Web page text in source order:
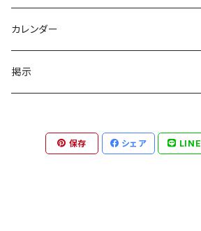
カレンダー
掲示
保存 シェア LINE